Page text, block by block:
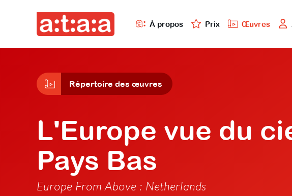
À propos Prix Œuvres
Répertoire des œuvres
L'Europe vue du
Pays Bas
Europe From Above : Netherlands